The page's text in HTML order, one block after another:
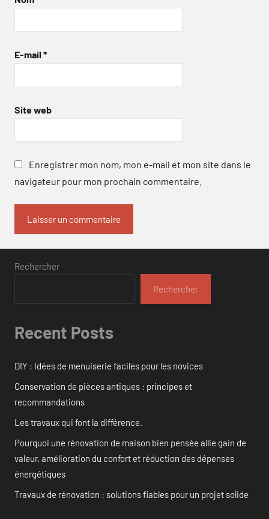
E-mail *
Site web
Enregistrer mon nom, mon e-mail et mon site dans le
navigateur pour mon prochain commentaire.
Rechercher
Rechercher
Recent Posts
DIY : Idées de menuiserie faciles pour les novices
Conservation de pièces antiques : principes et
recommandations
Les travaux qui font la différence.
Pourquoi une rénovation de maison bien pensée allie gain de
valeur, amélioration du confort et réduction des dépenses
énergétiques
Travaux de rénovation : solutions fiables pour un projet solide